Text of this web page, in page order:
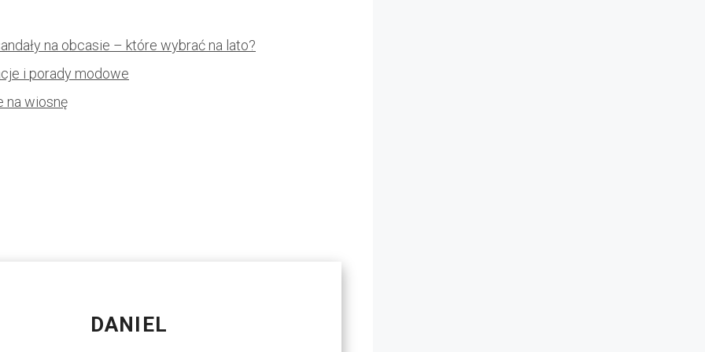
na obcasie – które wybrać na lato?
i porady modowe
na wiosnę
DANIEL